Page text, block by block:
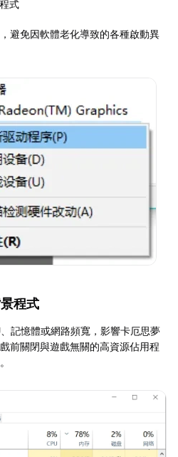
式
避免因軟體老化導致的各種啟動異
程式
記憶體或網路頻寬，影響卡厄思夢
前關閉與遊戲無關的高資源佔用程